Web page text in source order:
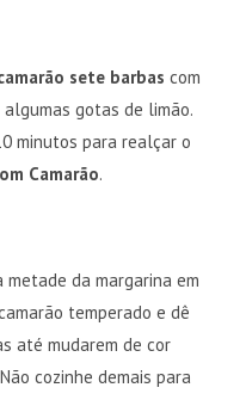
sete barbas com
gotas de limão.
minutos para realçar o
Camarão.
metade da margarina em
temperado e dê
até mudarem de cor
cozinhe demais para